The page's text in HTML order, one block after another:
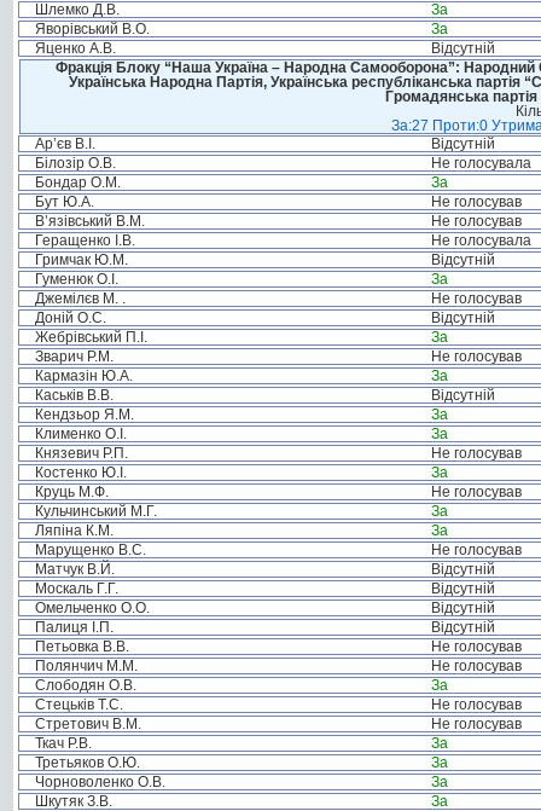
Шлемко Д.В.
За
Яворівський В.О.
За
Яценко А.В.
Відсутній
Фракція Блоку “Наша Україна – Народна Самооборона”: Народний
Українська Народна Партія, Українська республіканська
Громадянська
За:27 Проти:0
Ар’єв В.І.
Відсутній
Білозір О.В.
Не голосувала
Бондар О.М.
За
Бут Ю.А.
Не голосував
В’язівський В.М.
Не голосував
Геращенко І.В.
Не голосувала
Гримчак Ю.М.
Відсутній
Гуменюк О.І.
За
Джемілєв М. .
Не голосував
Доній О.С.
Відсутній
Жебрівський П.І.
За
Зварич Р.М.
Не голосував
Кармазін Ю.А.
За
Каськів В.В.
Відсутній
Кендзьор Я.М.
За
Клименко О.І.
За
Князевич Р.П.
Не голосував
Костенко Ю.І.
За
Круць М.Ф.
Не голосував
Кульчинський М.Г.
За
Ляпіна К.М.
За
Марущенко В.С.
Не голосував
Матчук В.Й.
Відсутній
Москаль Г.Г.
Відсутній
Омельченко О.О.
Відсутній
Палиця І.П.
Відсутній
Петьовка В.В.
Не голосував
Полянчич М.М.
Не голосував
Слободян О.В.
За
Стецьків Т.С.
Не голосував
Стретович В.М.
Не голосував
Ткач Р.В.
За
Третьяков О.Ю.
За
Чорноволенко О.В.
За
Шкутяк З.В.
За